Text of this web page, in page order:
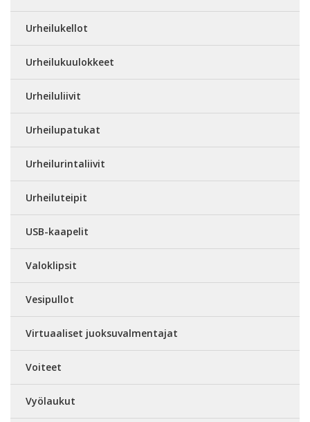
Urheilukellot
Urheilukuulokkeet
Urheiluliivit
Urheilupatukat
Urheilurintaliivit
Urheiluteipit
USB-kaapelit
Valoklipsit
Vesipullot
Virtuaaliset juoksuvalmentajat
Voiteet
Vyölaukut